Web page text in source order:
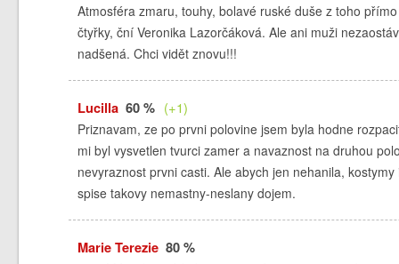
Atmosféra zmaru, touhy, bolavé ruské duše z toho
čtyřky, ční Veronika Lazorčáková. Ale ani muži
nadšená. Chci vidět znovu!!!
Lucilla60 % (+1)
Priznavam, ze po prvni polovine jsem byla hodne
mi byl vysvetlen tvurci zamer a navaznost na druhou
nevyraznost prvni casti. Ale abych jen nehanila,
spise takovy nemastny-neslany dojem.
Marie Terezie80 %